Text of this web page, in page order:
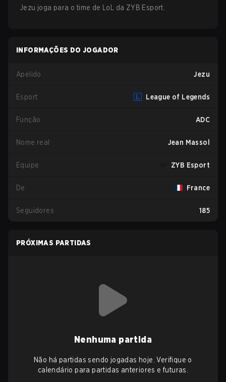
Jezu joga para o time de LoL da ZYB Esport
INFORMAÇÕES DO JOGADOR
Apelido Jezu
Esport League of Legends
Função ADC
Nome real Jean Massol
Equipe ZYB Esport
De France
Seguidores 185
PRÓXIMAS PARTIDAS
Nenhuma partida
Não há partidas sendo jogadas hoje. Verifique o
calendário para partidas anteriores e futuras.